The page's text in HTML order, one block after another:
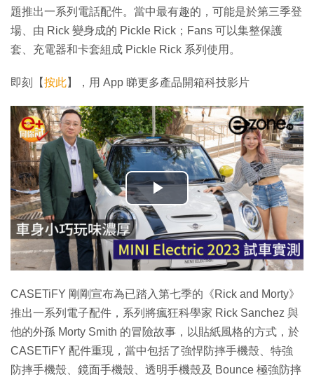
題推出一系列電話配件。當中最有趣的，可能是於第三季登
場、由 Rick 變身成的 Pickle Rick；Fans 可以集整保護
套、充電器和卡套組成 Pickle Rick 系列使用。
即刻【按此】，用 App 睇更多產品開箱科技影片
播
放
影
片
CASETiFY 剛剛宣布為已踏入第七季的 《Rick and Morty》
推出一系列電子配件，系列將瘋狂科學家 Rick Sanchez 與
他的外孫 Morty Smith 的冒險故事，以貼紙風格的方式，於
CASETiFY 配件重現，當中包括了強悍防摔手機殼、特強
防摔手機殼、鏡面手機殼、透明手機殼及 Bounce 極強防摔